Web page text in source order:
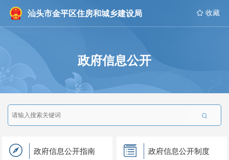
汕头市金平区住房和城乡建设局  收藏
政府信息公开

政府信息公开指南 政府信息公开制度